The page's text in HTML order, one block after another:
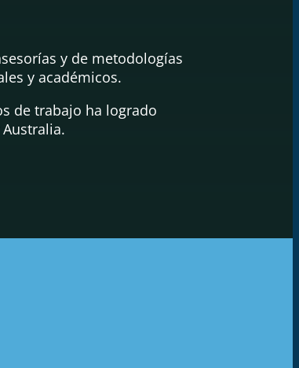
y de metodologías
y académicos.
de trabajo ha logrado